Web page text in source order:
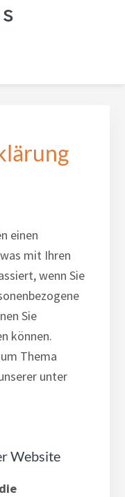
einen
mit Ihren
wenn Sie
Sie
können.
Thema
unter
Website